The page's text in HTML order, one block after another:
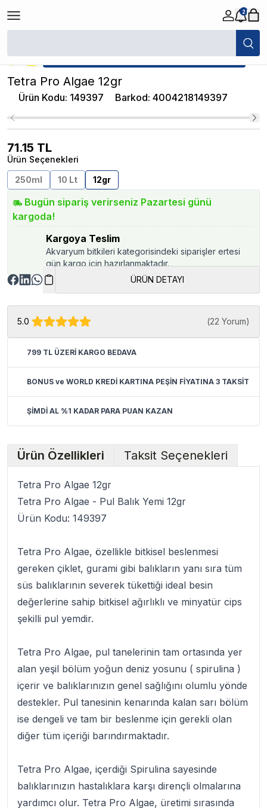
2
/
★ Atakan Petshop, Tetra yetkili satıcısıdır.
Tetra Pro Algae 12gr
Ürün Kodu: 149397 Barkod: 4004218149397
71.15 TL
Ürün Seçenekleri
250ml
10 Lt 12gr
Bugün sipariş verirseniz Pazartesi günü
kargoda!
Kargoya Teslim
Akvaryum bitkileri kategorisindeki siparişler ertesi
gün kargo için hazırlanmaktadır.
ÜRÜN DETAYI
5.0 (22 Yorum)
799 TL ÜZERİ KARGO BEDAVA
BONUS ve WORLD KREDİ KARTINA PEŞİN FİYATINA 3 TAKSİT
ŞİMDİ AL %1 KADAR PARA PUAN KAZAN
Ürün Özellikleri Taksit Seçenekleri
Tetra Pro Algae 12gr
Tetra Pro Algae - Pul Balık Yemi 12gr
Ürün Kodu: 149397
Tetra Pro Algae, özellikle bitkisel beslenmesi
gereken çiklet, gurami gibi balıkların yanı sıra tüm
süs balıklarının severek tükettiği ideal besin
değerlerine sahip bitkisel ağırlıklı ve minyatür cips
şekilli pul yemdir.
Tetra Pro Algae, pul tanelerinin tam ortasında yer
alan yeşil bölüm yoğun deniz yosunu ( spirulina )
içerir ve balıklarınızın genel sağlığını olumlu yönde
destekler. Pul tanesinin kenarında kalan sarı bölüm
ise dengeli ve tam bir beslenme için gerekli olan
diğer tüm içeriği barındırmaktadır.
Tetra Pro Algae, içerdiği Spirulina sayesinde
balıklarınızın hastalıklara karşı dirençli olmalarına
yardımcı olur. Tetra Pro Algae, üretimi sırasında